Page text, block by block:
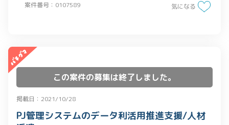
案件番号：0107589 気になる
この案件の募集は終了しました。
掲載日：2021/10/28
PJ管理システムのデータ利活用推進支援/人材